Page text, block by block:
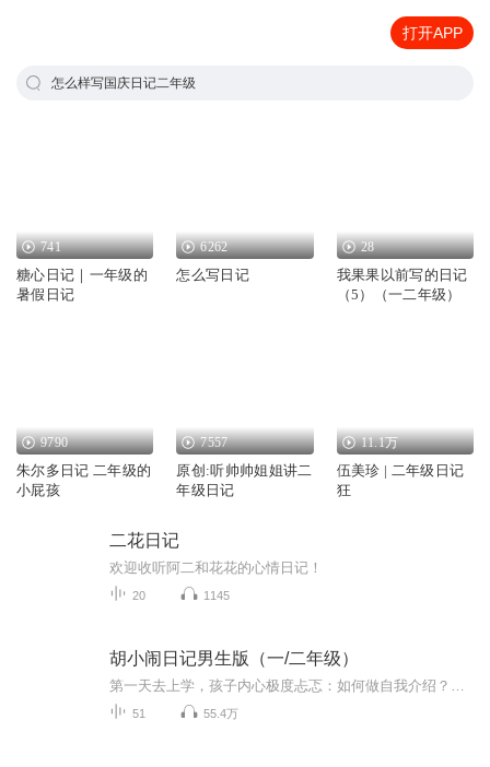
打开APP
怎么样写国庆日记二年级
741
糖心日记｜一年级的
暑假日记
6262
怎么写日记
28
我果果以前写的日记
（5）（一二年级）
9790
朱尔多日记 二年级的
小屁孩
7557
原创:听帅帅姐姐讲二
年级日记
11.1万
伍美珍 | 二年级日记
狂
二花日记
欢迎收听阿二和花花的心情日记！
20 1145
胡小闹日记男生版（一/二年级）
51 55.4万